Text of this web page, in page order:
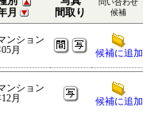
月
間取り
問い合わせ
候補
ンション
月
候補に追加
ンション
月
候補に追加